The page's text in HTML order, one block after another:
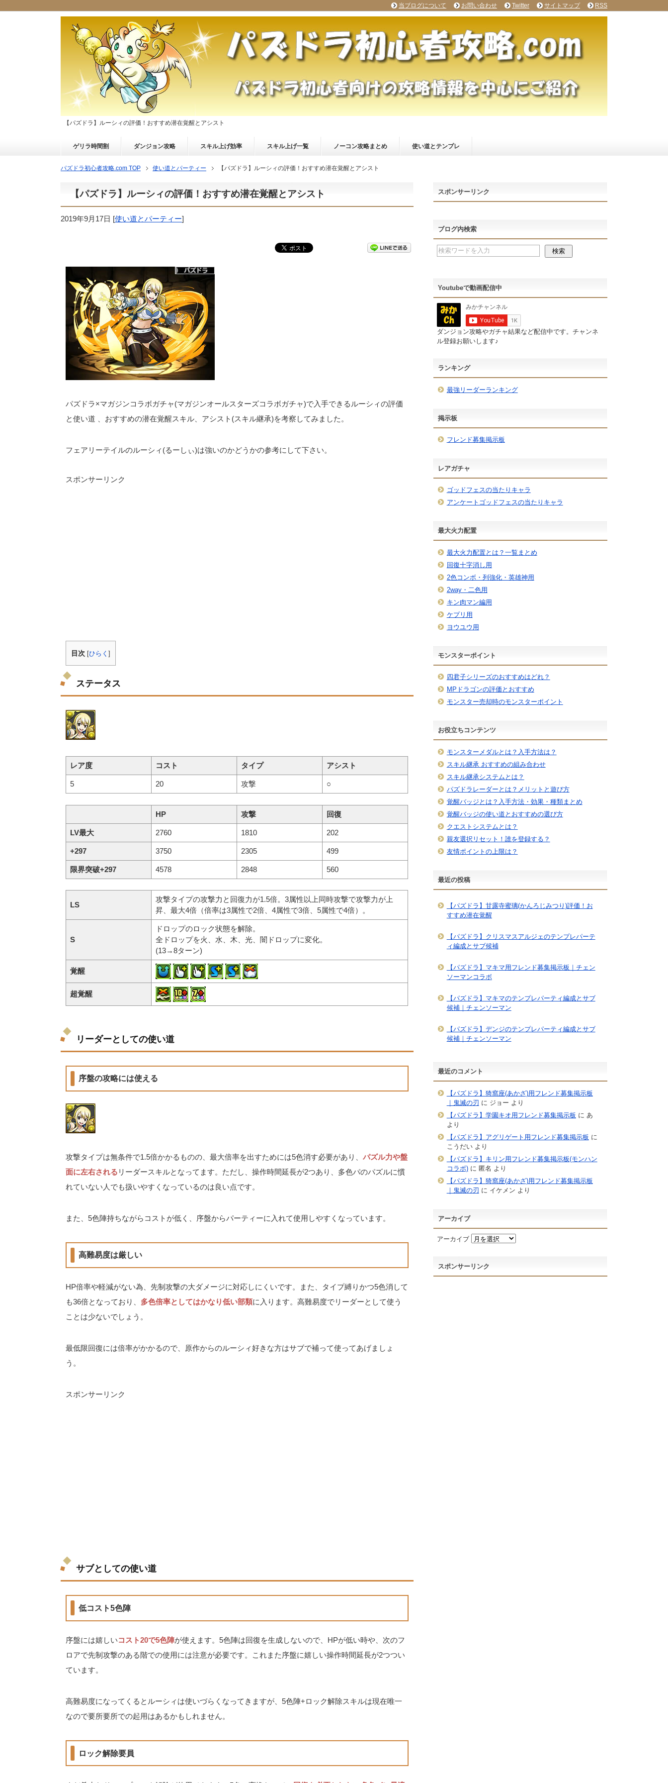
【パズドラ】ルーシィの評価！おすすめ潜在覚醒とアシスト
ゲリラ時間割 ダンジョン攻略 スキル上げ効率 スキル上げ一覧 ノーコン攻略まとめ 使い道とテンプレ
パズドラ初心者攻略.com TOP 使い道とパーティー 【パズドラ】ルーシィの評価！おすすめ潜在覚醒とアシスト
【パズドラ】ルーシィの評価！おすすめ潜在覚醒とアシスト
2019年9月17日 [使い道とパーティー]
パズドラ×マガジンコラボガチャ(マガジンオールスターズコラボガチャ)で入手できるルーシィの評価
と使い道 、おすすめの潜在覚醒スキル、アシスト(スキル継承)を考察してみました。
フェアリーテイルのルーシィ(るーしぃ)は強いのかどうかの参考にして下さい。
スポンサーリンク
目次 [ひらく ]
ステータス
レア度 コスト タイプ アシスト
5 20 攻撃 ○
HP 攻撃 回復
LV最大 2760 1810 202
+297 3750 2305 499
限界突破+297 4578 2848 560
LS
攻撃タイプの攻撃力と回復力が1.5倍。3属性以上同時攻撃で攻撃力が上
昇、最大4倍（倍率は3属性で2倍、4属性で3倍、5属性で4倍）。
S
ドロップのロック状態を解除。
全ドロップを火、水、木、光、闇ドロップに変化。
(13→8ターン)
覚醒
超覚醒
リーダーとしての使い道
序盤の攻略には使える
攻撃タイプは無条件で1.5倍かかるものの、最大倍率を出すためには5色消す必要があり、 パズル力や盤
面に左右される リーダースキルとなってます。ただし、操作時間延長が2つあり、多色パのパズルに慣
れていない人でも扱いやすくなっているのは良い点です。
また、5色陣持ちながらコストが低く、序盤からパーティーに入れて使用しやすくなっています。
高難易度は厳しい
HP倍率や軽減がない為、先制攻撃の大ダメージに対応しにくいです。また、タイプ縛りかつ5色消して
も36倍となっており、 多色倍率としてはかなり低い部類に入ります。高難易度でリーダーとして使う
ことは少ないでしょう。
最低限回復には倍率がかかるので、原作からのルーシィ好きな方はサブで補って使ってあげましょ
う。
スポンサーリンク
サブとしての使い道
低コスト5色陣
序盤には嬉しいコスト20で5色陣が使えます。5色陣は回復を生成しないので、HPが低い時や、次のフ
ロアで先制攻撃のある階での使用には注意が必要です。これまた序盤に嬉しい操作時間延長が2つつい
ています。
高難易度になってくるとルーシィは使いづらくなってきますが、5色陣+ロック解除スキルは現在唯一
なので要所要所での起用はあるかもしれません。
ロック解除要員
スポンサーリンク
ブログ内検索
Youtubeで動画配信中
ダンジョン攻略やガチャ結果など配信中です。チャンネ
ル登録お願いします♪
ランキング
最強リーダーランキング
掲示板
フレンド募集掲示板
レアガチャ
ゴッドフェスの当たりキャラ
アンケートゴッドフェスの当たりキャラ
最大火力配置
最大火力配置とは？一覧まとめ
回復十字消し用
2色コンボ・列強化・英雄神用
2way・二色用
キン肉マン編用
ケプリ用
ヨウユウ用
モンスターポイント
四君子シリーズのおすすめはどれ？
MPドラゴンの評価とおすすめ
モンスター売却時のモンスターポイント
お役立ちコンテンツ
モンスターメダルとは？入手方法は？
スキル継承 おすすめの組み合わせ
スキル継承システムとは？
パズドラレーダーとは？メリットと遊び方
覚醒バッジとは？入手方法・効果・種類まとめ
覚醒バッジの使い道とおすすめの選び方
クエストシステムとは？
親友選択リセット！誰を登録する？
友情ポイントの上限は？
最近の投稿
【パズドラ】甘露寺蜜璃(かんろじみつり)評価！お
すすめ潜在覚醒
【パズドラ】クリスマスアルジェのテンプレパーテ
ィ編成とサブ候補
【パズドラ】マキマ用フレンド募集掲示板｜チェン
ソーマンコラボ
【パズドラ】マキマのテンプレパーティ編成とサブ
候補｜チェンソーマン
【パズドラ】デンジのテンプレパーティ編成とサブ
候補｜チェンソーマン
最近のコメント
【パズドラ】猗窩座(あかざ)用フレンド募集掲示板
｜鬼滅の刃 に ジョー より
【パズドラ】学園キオ用フレンド募集掲示板 に あ
より
【パズドラ】アグリゲート用フレンド募集掲示板 に
こうだいより
【パズドラ】キリン用フレンド募集掲示板(モンハン
コラボ)に 匿名 より
【パズドラ】猗窩座(あかざ)用フレンド募集掲示板
｜鬼滅の刃 に イケメン より
アーカイブ
アーカイブ
スポンサーリンク
当ブログについて お問い合わせ Twitter サイトマップ RSS